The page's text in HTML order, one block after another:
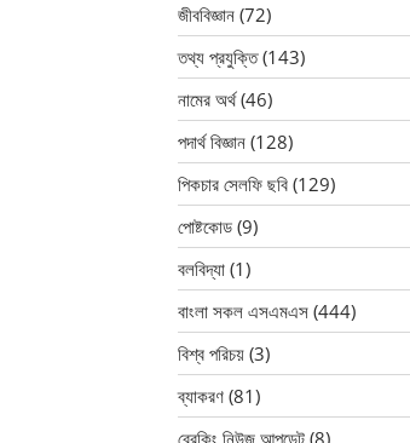
জীববিজ্ঞান (72)
তথ্য প্রযুক্তি(143)
নামের অর্থ(46)
পদার্থ বিজ্ঞান (128)
পিকচার সেলফি ছবি (129)
পোষ্টকোড (9)
বলবিদ্যা (1)
বাংলা সকল এসএমএস (444)
বিশ্ব পরিচয় (3)
ব্যাকরণ (81)
ব্রেকিং নিউজ আপডেট (8)